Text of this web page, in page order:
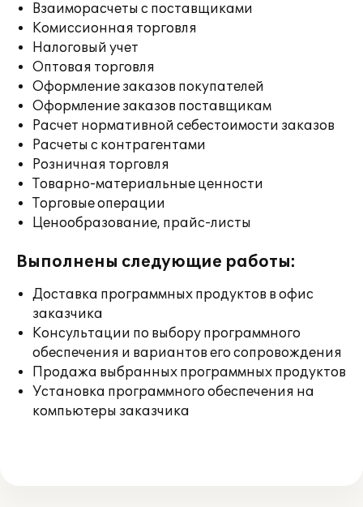
Взаиморасчеты с поставщиками
Комиссионная торговля
Налоговый учет
Оптовая торговля
Оформление заказов покупателей
Оформление заказов поставщикам
Расчет нормативной себестоимости заказов
Расчеты с контрагентами
Розничная торговля
Товарно-материальные ценности
Торговые операции
Ценообразование, прайс-листы
Выполнены следующие работы:
Доставка программных продуктов в офис
заказчика
Консультации по выбору программного
обеспечения и вариантов его сопровождения
Продажа выбранных программных продуктов
Установка программного обеспечения на
компьютеры заказчика